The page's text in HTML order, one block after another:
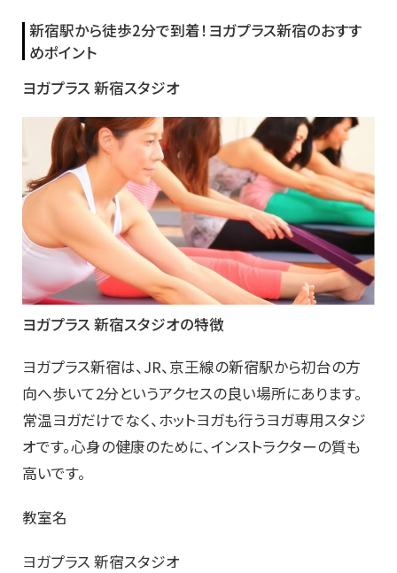
新宿駅から徒歩2分で到着！ヨガプラス新宿のおすす
めポイント
ヨガプラス 新宿スタジオ
ヨガプラス 新宿スタジオの特徴
ヨガプラス新宿は、JR、京王線の新宿駅から初台の方
向へ歩いて2分というアクセスの良い場所にあります。
常温ヨガだけでなく、ホットヨガも行うヨガ専用スタジ
オです。心身の健康のために、インストラクターの質も
高いです。
教室名
ヨガプラス 新宿スタジオ